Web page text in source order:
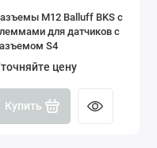
M12 Balluff BKS с
для датчиков с
S4
цену
Купить